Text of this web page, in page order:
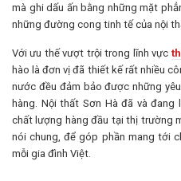
mà ghi dấu ấn bằng những mặt
những đường cong tinh tế của nội
Với ưu thế vượt trội trong lĩnh vực
hào là đơn vị đã thiết kế rất nhiều
nước đều đảm bảo được những
hàng. Nội thất Sơn Hà đã và
chất lượng hàng đầu tại thị trường
nói chung, để góp phần mang tới
mỗi gia đình Việt.